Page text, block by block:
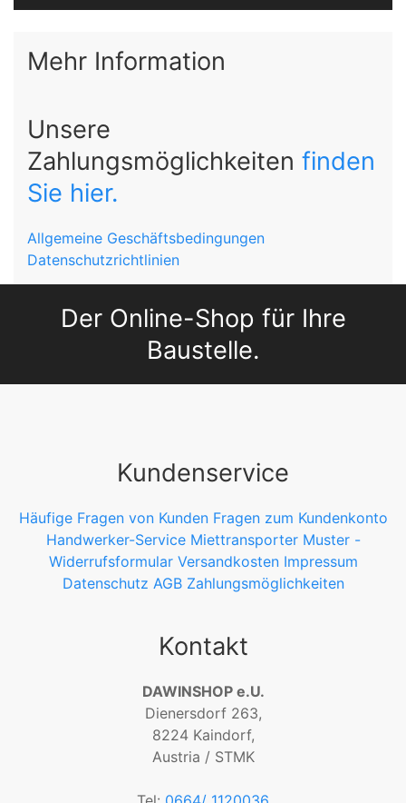
Mehr Information
Unsere
Zahlungsmöglichkeiten finden
Sie hier.
Allgemeine Geschäftsbedingungen
Datenschutzrichtlinien
Der Online-Shop für Ihre
Baustelle.
Kundenservice
Häufige Fragen von Kunden Fragen zum Kundenkonto
Handwerker-Service Miettransporter Muster -
Widerrufsformular Versandkosten Impressum
Datenschutz AGB Zahlungsmöglichkeiten
Kontakt
DAWINSHOP e.U.
Dienersdorf 263,
8224 Kaindorf,
Austria / STMK